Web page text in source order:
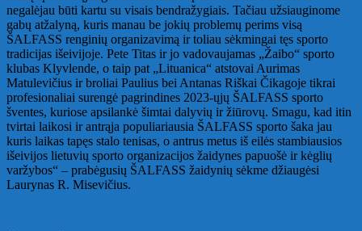
negalėjau būti kartu su visais bendražygiais. Tačiau užsiauginome
gabų atžalyną, kuris manau be jokių problemų perims visą
ŠALFASS renginių organizavimą ir toliau sėkmingai tęs sporto
tradicijas išeivijoje. Pete Titas ir jo vadovaujamas „Žaibo“ sporto
klubas Klyvlende, o taip pat „Lituanica“ atstovai Aurimas
Matulevičius ir broliai Paulius bei Antanas Riškai Čikagoje tikrai
profesionaliai surengė pagrindines 2023-ųjų ŠALFASS sporto
šventes, kuriose apsilankė šimtai dalyvių ir žiūrovų. Smagu, kad itin
tvirtai laikosi ir antrąja populiariausia ŠALFASS sporto šaka jau
kuris laikas tapęs stalo tenisas, o antrus metus iš eilės stambiausios
išeivijos lietuvių sporto organizacijos žaidynes papuošė ir kėglių
varžybos“ – prabėgusių ŠALFASS žaidynių sėkme džiaugėsi
Laurynas R. Misevičius.